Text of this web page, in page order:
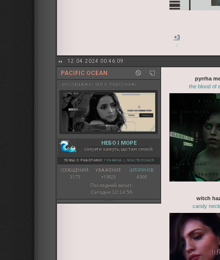
+3
12.04.2024 00:46:09
PACIFIC OCEAN
несправжні ми є персонажі
НЕБО І МОРЕ
силуети кажуть, що там спокій
ТЕМЫ С РАБОТАМИ:ГРАФИКА ◇МАСТЕРСКАЯ
СООБЩЕНИЙ:
3175
УВАЖЕНИЕ:
+15923
ФЛОРИНОВ:
4 000
Последний визит:
Сегодня 10:14:56
pyrrha
the blood of
witch
candy